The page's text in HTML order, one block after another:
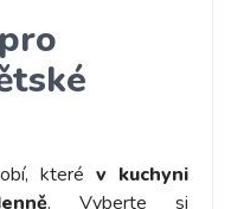
které v kuchyni
. Vyberte si